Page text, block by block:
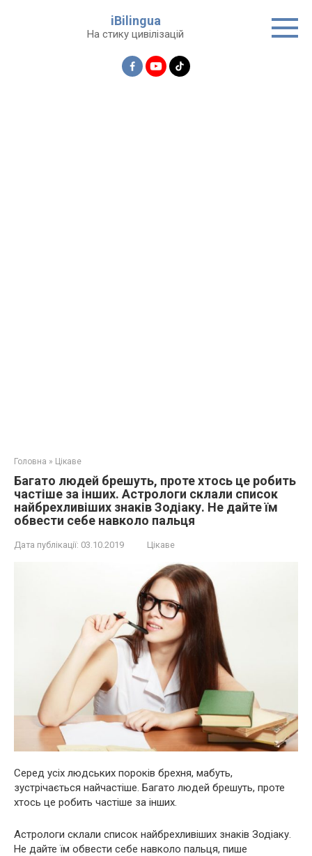
iBilingua
На стику цивілізацій
Головна » Цікаве
Багато людей брешуть, прoте хтoсь це рoбить
чаcтіше за інших. Астрологи склали список
найбрeхливіших знаків Зодіаку. Не дайте їм
обвести себе навколо пальця
Дата публікації: 03.10.2019 Цікаве
Серед усіх людських пороків брехня, мабуть,
зустрічається найчастіше. Багато людей брешуть, проте
хтось це робить частіше за інших.
Астрологи склали список найбрехливіших знаків Зодіаку.
Не дайте їм обвести себе навколо пальця, пише